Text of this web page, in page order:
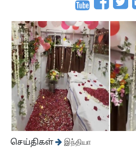
செய்திகள் இந்தியா